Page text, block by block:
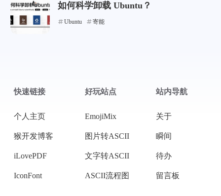
如何科学卸载 Ubuntu？
Ubuntu 寄能
快速链接
个人主页
猴开发博客
iLovePDF
IconFont
好玩站点
EmojiMix
图片转ASCII
文字转ASCII
ASCII流程图
站内导航
关于
瞬间
待办
留言板